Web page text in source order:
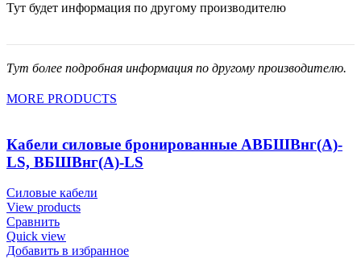
Тут будет информация по другому производителю
Тут более подробная информация по другому производителю.
MORE PRODUCTS
Кабели силовые бронированные АВБШВнг(А)-
LS, ВБШВнг(А)-LS
Силовые кабели
View products
Сравнить
Quick view
Добавить в избранное